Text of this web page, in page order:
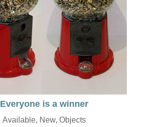
Everyone is a winner
Available, New,Objects